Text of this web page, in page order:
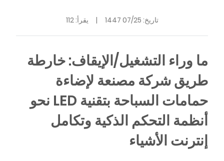
تاريخ: 07/25 1447
| يقرأ: 112
ما وراء التشغيل/الإيقاف: خارطة
طريق شركة مصنعة لإضاءة
حمامات السباحة بتقنية LED نحو
أنظمة التحكم الذكية وتكامل
إنترنت الأشياء